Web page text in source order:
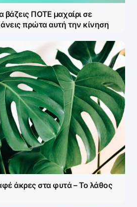
βάζεις ΠΟΤΕ μαχαίρι σε
πρώτα αυτή την κίνηση
άκρες στα φυτά – Το λάθος